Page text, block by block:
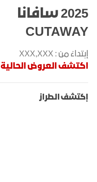
2025 سافانا
CUTAWAY
إبتداءً من : XXX,XXX
اكتشف العروض الحالية
إكتشف الطراز